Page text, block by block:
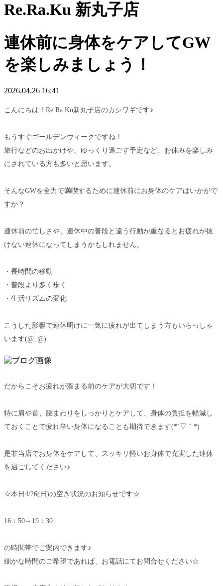
Re.Ra.Ku 新丸子店
連休前に身体をケアしてGW
を楽しみましょう！
2026.04.26 16:41
こんにちは！Re.Ra.Ku新丸子店のカシワギです♪
もうすぐゴールデンウィークですね！
旅行などのお出かけや、ゆっくり過ごす予定など、お休みを楽しみ
にされている方も多いと思います。
そんなGWを全力で満喫するために連休前にお身体のケアはいかがで
すか？
連休前の忙しさや、連休中の普段と違う行動が重なるとお疲れが抜
けない連休になってしまうかもしれません。
・長時間の移動
・普段より多く歩く
・生活リズムの変化
こうした影響で連休明けに一気に疲れが出てしまう方もいらっしゃ
います(@_@)
だからこそお疲れが溜まる前のケアが大切です！
特に肩や首、腰まわりをしっかりとケアして、身体の負担を軽減し
ておくことで疲れ辛い身体になることも期待できます(*´▽｀*)
是非当店でお身体をケアして、スッキリ軽いお身体で充実した連休
を過ごしてください♪
☆本日4/26(日)の空き状況のお知らせです☆
16：50～19：30
の時間帯でご案内できます♪
細かな時間のご希望であれば、お電話にてお問合せください☆